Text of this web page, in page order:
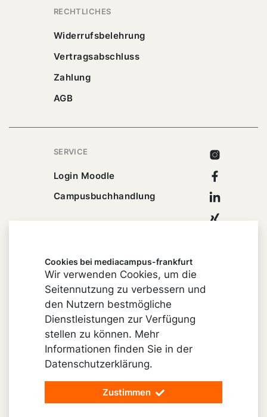
RECHTLICHES
Widerrufsbelehrung
Vertragsabschluss
Zahlung
AGB
SERVICE
Login Moodle
Campusbuchhandlung
Instagram
Facebook
Linkedin
Xing
© 2026 mediacampus-frankfurt
Impressum
Cookie-Einstellungen
Datenschutz
Barrierefreiheit
Cookies bei mediacampus-frankfurt
Wir verwenden Cookies, um die
Seitennutzung zu verbessern und
den Nutzern bestmögliche
Dienstleistungen zur Verfügung
stellen zu können. Mehr
Informationen finden Sie in der
Datenschutzerklärung.
Zustimmen